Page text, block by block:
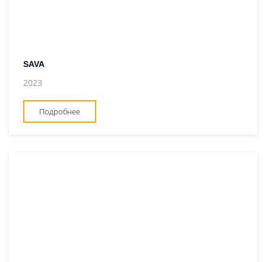
SAVA
2023
Подробнее